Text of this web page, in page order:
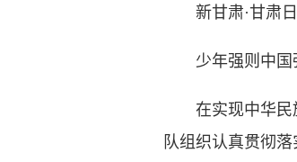
新甘肃·甘肃日
少年强则中国
在实现中华民族
队组织认真贯彻